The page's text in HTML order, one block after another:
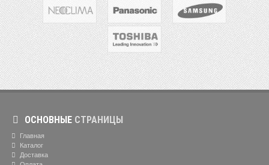
ОСНОВНЫЕ СТРАНИЦЫ
Главная
Каталог
Доставка